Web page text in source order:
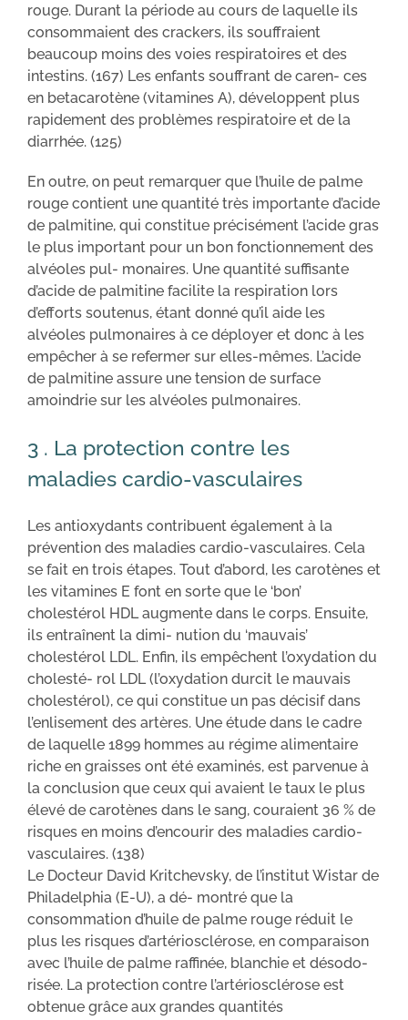
rouge. Durant la période au cours de laquelle ils
consommaient des crackers, ils souffraient
beaucoup moins des voies respiratoires et des
intestins. (167) Les enfants souffrant de caren- ces
en betacarotène (vitamines A), développent plus
rapidement des problèmes respiratoire et de la
diarrhée. (125)
En outre, on peut remarquer que l’huile de palme
rouge contient une quantité très importante d’acide
de palmitine, qui constitue précisément l’acide gras
le plus important pour un bon fonctionnement des
alvéoles pul- monaires. Une quantité suffisante
d’acide de palmitine facilite la respiration lors
d’efforts soutenus, étant donné qu’il aide les
alvéoles pulmonaires à ce déployer et donc à les
empêcher à se refermer sur elles-mêmes. L’acide
de palmitine assure une tension de surface
amoindrie sur les alvéoles pulmonaires.
3 . La protection contre les
maladies cardio-vasculaires
Les antioxydants contribuent également à la
prévention des maladies cardio-vasculaires. Cela
se fait en trois étapes. Tout d’abord, les carotènes et
les vitamines E font en sorte que le ‘bon’
cholestérol HDL augmente dans le corps. Ensuite,
ils entraînent la dimi- nution du ‘mauvais’
cholestérol LDL. Enfin, ils empêchent l’oxydation du
cholesté- rol LDL (l’oxydation durcit le mauvais
cholestérol), ce qui constitue un pas décisif dans
l’enlisement des artères. Une étude dans le cadre
de laquelle 1899 hommes au régime alimentaire
riche en graisses ont été examinés, est parvenue à
la conclusion que ceux qui avaient le taux le plus
élevé de carotènes dans le sang, couraient 36 % de
risques en moins d’encourir des maladies cardio-
vasculaires. (138)
Le Docteur David Kritchevsky, de l’institut Wistar de
Philadelphia (E-U), a dé- montré que la
consommation d’huile de palme rouge réduit le
plus les risques d’artériosclérose, en comparaison
avec l’huile de palme raffinée, blanchie et désodo-
risée. La protection contre l’artériosclérose est
obtenue grâce aux grandes quantités